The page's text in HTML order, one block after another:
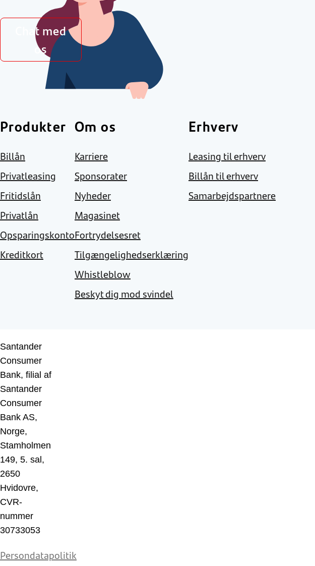
Chat med
os
Produkter
Billån
Privatleasing
Fritidslån
Privatlån
Opsparingskonto
Kreditkort
Om os
Karriere
Sponsorater
Nyheder
Magasinet
Fortrydelsesret
Tilgængelighedserklæring
Whistleblow
Beskyt dig mod svindel
Erhverv
Leasing til erhverv
Billån til erhverv
Samarbejdspartnere
Santander
Consumer
Bank, filial af
Santander
Consumer
Bank AS,
Norge,
Stamholmen
149, 5. sal,
2650
Hvidovre,
CVR-
nummer
30733053
Persondatapolitik